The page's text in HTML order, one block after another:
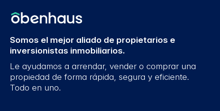
Somos el mejor aliado de propietarios e
inversionistas inmobiliarios.
Le ayudamos a arrendar, vender o comprar una
propiedad de forma rápida, segura y eficiente.
Todo en uno.